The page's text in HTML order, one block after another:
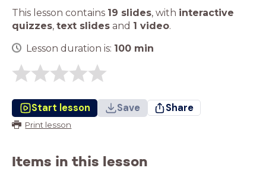
This lesson contains 19 slides, with interactive
quizzes, text slides and 1 video.
Lesson duration is: 100 min
Start lesson Save Share
Print lesson
Items in this lesson